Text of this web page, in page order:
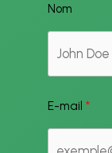
Nom
E-mail